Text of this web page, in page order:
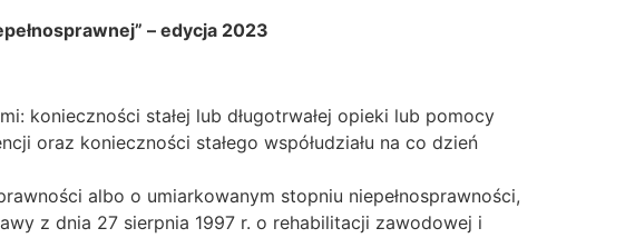
– edycja 2023
konieczności stałej lub długotrwałej opieki lub pomocy
oraz konieczności stałego współudziału na co dzień
albo o umiarkowanym stopniu niepełnosprawności,
z dnia 27 sierpnia 1997 r. o rehabilitacji zawodowej i